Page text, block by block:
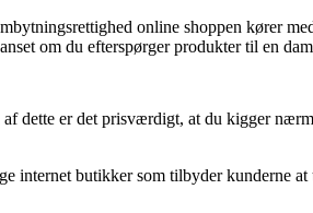
online shoppen kører
om du efterspørger produkter til en
dette er det prisværdigt, at du kigger
internet butikker som tilbyder kunderne